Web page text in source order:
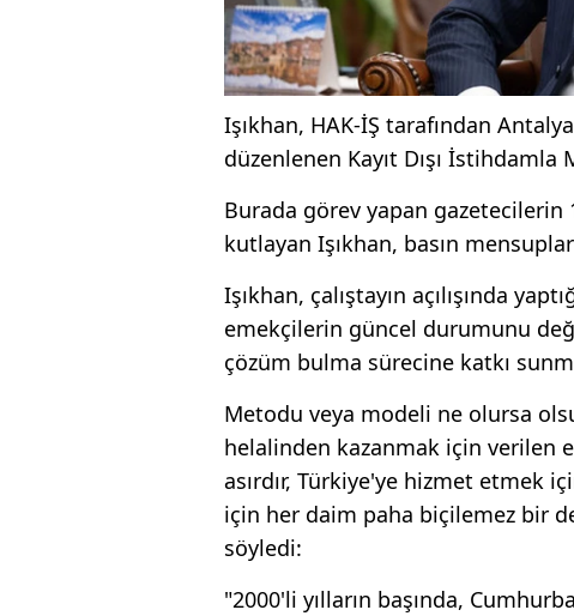
Işıkhan, HAK-İŞ tarafından
düzenlenen Kayıt Dışı İstihdamla
Burada görev yapan gazetecilerin
kutlayan Işıkhan, basın
Işıkhan, çalıştayın açılışında
emekçilerin güncel durumunu
çözüm bulma sürecine katkı
Metodu veya modeli ne olursa
helalinden kazanmak için verilen
asırdır, Türkiye'ye hizmet etmek
için her daim paha biçilemez bir
söyledi:
"2000'li yılların başında,